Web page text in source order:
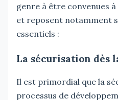
genre à être convenues
et reposent notamment
essentiels :
La sécurisation dès
Il est primordial que la
processus de